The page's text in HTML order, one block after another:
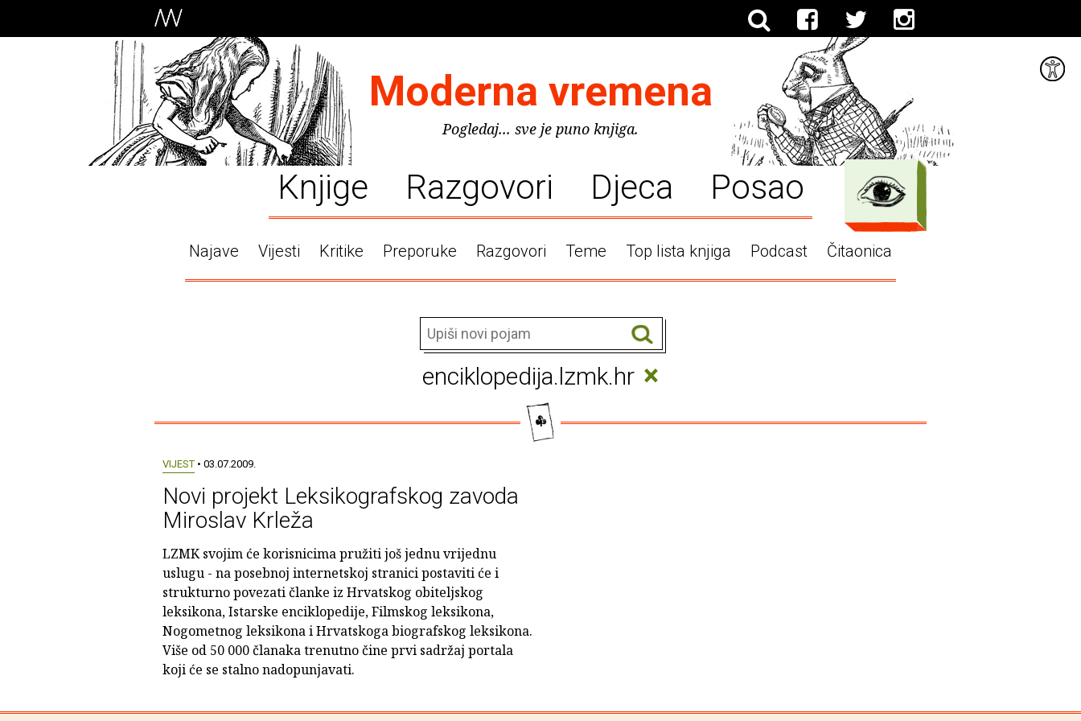
Moderna vremena
Pogledaj... sve je puno knjiga.
Knjige Razgovori Djeca Posao
Najave Vijesti Kritike Preporuke Razgovori Teme Top lista knjiga Podcast Čitaonica
enciklopedija.lzmk.hr ×
VIJEST• 03.07.2009.
Novi projekt Leksikografskog zavoda
Miroslav Krleža
LZMK svojim će korisnicima pružiti još jednu vrijednu
uslugu - na posebnoj internetskoj stranici postaviti će i
strukturno povezati članke iz Hrvatskog obiteljskog
leksikona, Istarske enciklopedije, Filmskog leksikona,
Nogometnog leksikona i Hrvatskoga biografskog leksikona.
Više od 50 000 članaka trenutno čine prvi sadržaj portala
koji će se stalno nadopunjavati.